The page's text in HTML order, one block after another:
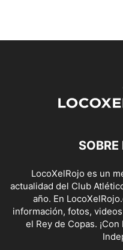
LocoXelRojo es un
actualidad del Club
año. En
información, fotos,
el Rey de Copas.